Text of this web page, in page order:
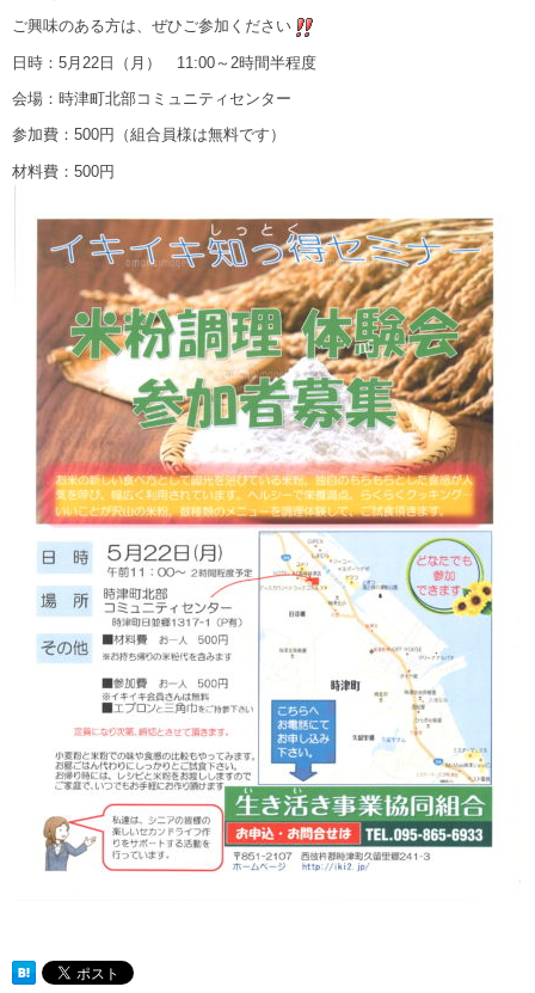
ご興味のある方は、ぜひご参加ください
日時：5月22日（月） 11:00～2時間半程度
会場：時津町北部コミュニティセンター
参加費：500円（組合員様は無料です）
材料費：500円